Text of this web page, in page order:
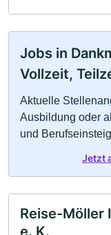
Jobs in
Vollzeit,
Aktuelle
Ausbildung oder
und
Jetzt
Reise-Möller
e. K.